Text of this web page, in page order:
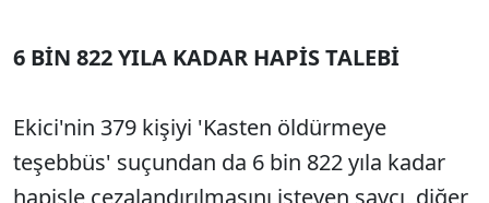
6 BİN 822 YILA KADAR HAPİS TALEBİ
Ekici'nin 379 kişiyi 'Kasten öldürmeye
teşebbüs' suçundan da 6 bin 822 yıla kadar